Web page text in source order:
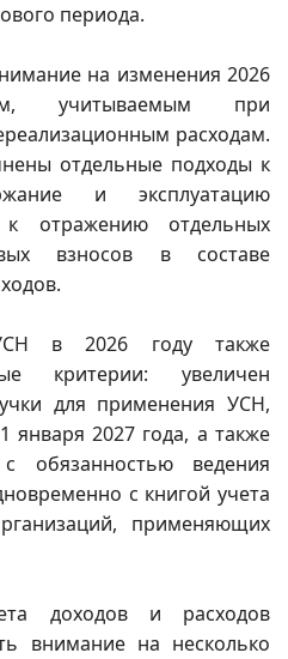
периода.
на изменения 2026
учитываемым при
расходам.
отдельные подходы к
и эксплуатацию
отражению отдельных
взносов в составе
в 2026 году также
критерии: увеличен
для применения УСН,
января 2027 года, а также
обязанностью ведения
с книгой учета
применяющих
доходов и расходов
внимание на несколько